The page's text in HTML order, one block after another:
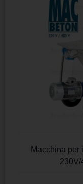
Macchina per
230V/